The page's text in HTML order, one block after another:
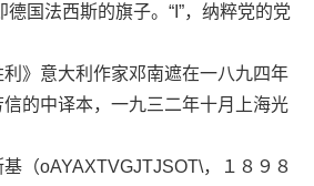
国法西斯的旗子。“I”，纳粹党的党
意大利作家邓南遮在一八九四年
的中译本，一九三二年十月上海光
oAYAXTVGJTJSOT\，１８９８